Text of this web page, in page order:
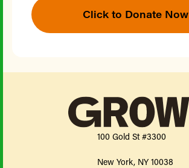
Click to Donate Now
100 Gold St #3300
New York, NY 10038